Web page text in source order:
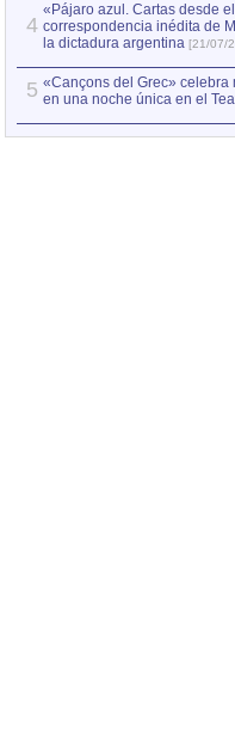
4
«Pájaro azul. Cartas desde
correspondencia inédita de
la dictadura argentina [21/07/
5 «Cançons del Grec» celebra
en una noche única en el